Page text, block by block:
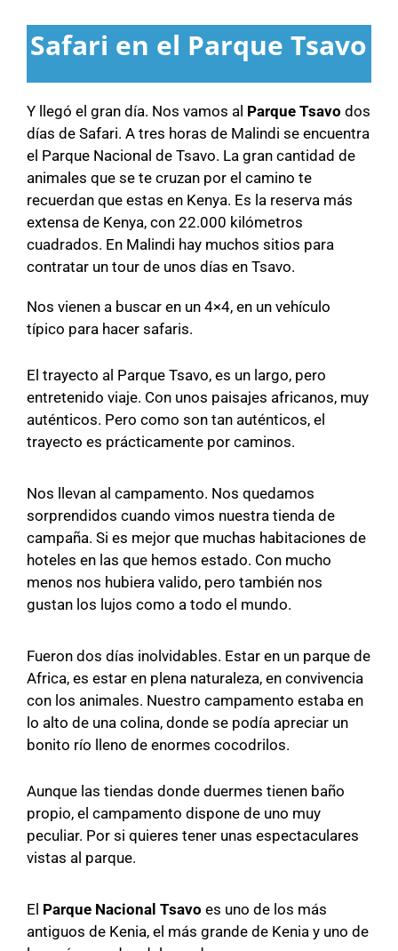
Safari en el Parque Tsavo
Y llegó el gran día. Nos vamos al Parque Tsavo dos
días de Safari. A tres horas de Malindi se encuentra
el Parque Nacional de Tsavo. La gran cantidad de
animales que se te cruzan por el camino te
recuerdan que estas en Kenya. Es la reserva más
extensa de Kenya, con 22.000 kilómetros
cuadrados. En Malindi hay muchos sitios para
contratar un tour de unos días en Tsavo.
Nos vienen a buscar en un 4×4, en un vehículo
típico para hacer safaris.
El trayecto al Parque Tsavo, es un largo, pero
entretenido viaje. Con unos paisajes africanos, muy
auténticos. Pero como son tan auténticos, el
trayecto es prácticamente por caminos.
Nos llevan al campamento. Nos quedamos
sorprendidos cuando vimos nuestra tienda de
campaña. Si es mejor que muchas habitaciones de
hoteles en las que hemos estado. Con mucho
menos nos hubiera valido, pero también nos
gustan los lujos como a todo el mundo.
Fueron dos días inolvidables. Estar en un parque de
Africa, es estar en plena naturaleza, en convivencia
con los animales. Nuestro campamento estaba en
lo alto de una colina, donde se podía apreciar un
bonito río lleno de enormes cocodrilos.
Aunque las tiendas donde duermes tienen baño
propio, el campamento dispone de uno muy
peculiar. Por si quieres tener unas espectaculares
vistas al parque.
El Parque Nacional Tsavo es uno de los más
antiguos de Kenia, el más grande de Kenia y uno de